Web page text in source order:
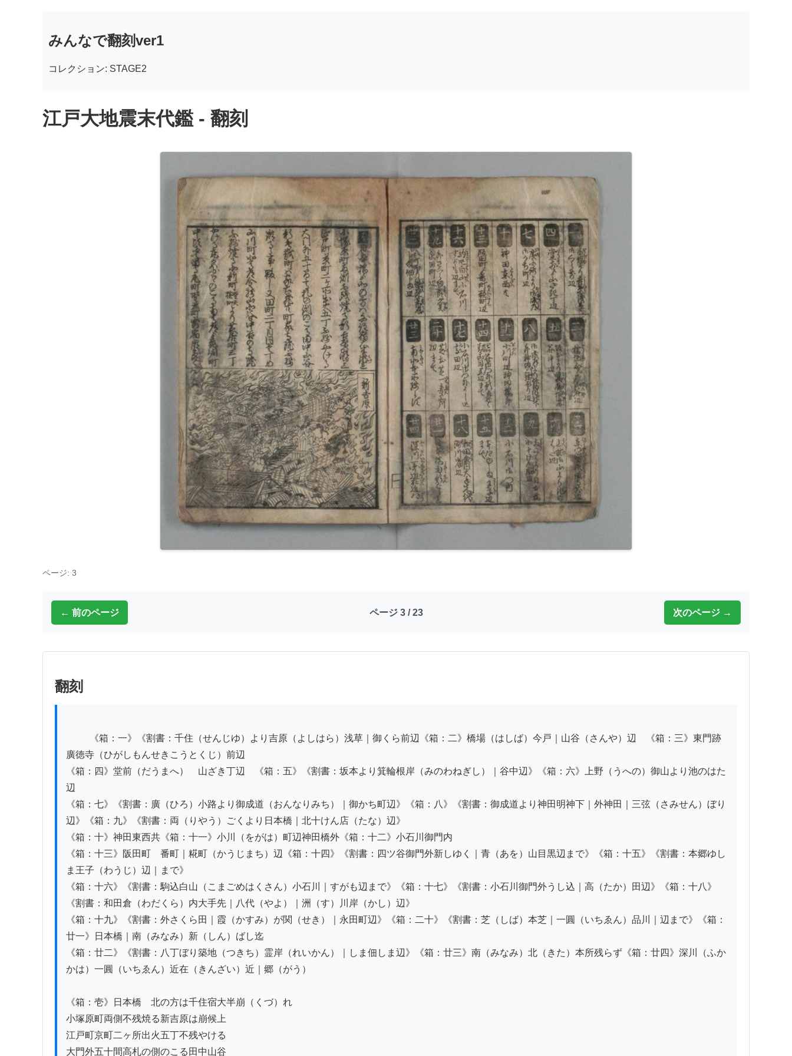
みんなで翻刻ver1
コレクション: STAGE2
江戸大地震末代鑑 - 翻刻
ページ: 3
← 前のページ ページ 3 / 23 次のページ →
翻刻
廣徳寺（ひがしもんせきこうとくじ）前辺
《箱：四》堂前（だうまへ）ゟ山ざき丁辺　《箱：五》《割書：坂本より箕輪根岸（みのわねぎし）｜谷中辺》《箱：六》上野（うへの）御山より池のはた
辺
《箱：七》《割書：廣（ひろ）小路より御成道（おんなりみち）｜御かち町辺》《箱：八》《割書：御成道より神田明神下｜外神田｜三弦（さみせん）ぼり
辺》《箱：九》《割書：両（りやう）ごくより日本橋｜北十けん店（たな）辺》
《箱：十》神田東西共《箱：十一》小川（をがは）町辺神田橋外《箱：十二》小石川御門内
《箱：十三》阪田町ゟ番町｜糀町（かうじまち）辺《箱：十四》《割書：四ツ谷御門外新しゆく｜青（あを）山目黒辺まで》《箱：十五》《割書：本郷ゆし
ま王子（わうじ）辺｜まで》
《箱：十六》《割書：駒込白山（こまごめはくさん）小石川｜すがも辺まで》《箱：十七》《割書：小石川御門外うし込｜高（たか）田辺》《箱：十八》
《割書：和田倉（わだくら）内大手先｜八代（やよ）｜洲（す）川岸（かし）辺》
《箱：十九》《割書：外さくら田｜霞（かすみ）が関（せき）｜永田町辺》《箱：二十》《割書：芝（しば）本芝｜一圓（いちゑん）品川｜辺まで》《箱：
廿一》日本橋｜南（みなみ）新（しん）ばし迄
《箱：廿二》《割書：八丁ぼり築地（つきち）霊岸（れいかん）｜しま佃しま辺》《箱：廿三》南（みなみ）北（きた）本所残らず《箱：廿四》深川（ふか
かは）一圓（いちゑん）近在（きんざい）近｜郷（がう）
《箱：壱》日本橋ゟ北の方は千住宿大半崩（くづ）れ
小塚原町両側不残焼る新吉原は崩候上
江戸町京町二ヶ所出火五丁不残やける
大門外五十間高札の側のこる田中山谷